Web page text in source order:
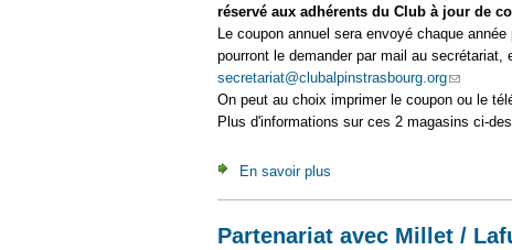
réservé aux adhérents du Club à jour de
Le coupon annuel sera envoyé chaque
pourront le demander par mail au
secretariat@clubalpinstrasbourg.org(link
On peut au choix imprimer le coupon ou le
Plus d'informations sur ces 2 magasins ci-
En savoir plus
Partenariat avec Millet /